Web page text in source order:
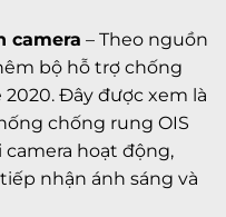
camera – Theo nguồn
bộ hỗ trợ chống
Đây được xem là
chống rung OIS
camera hoạt động,
nhận ánh sáng và